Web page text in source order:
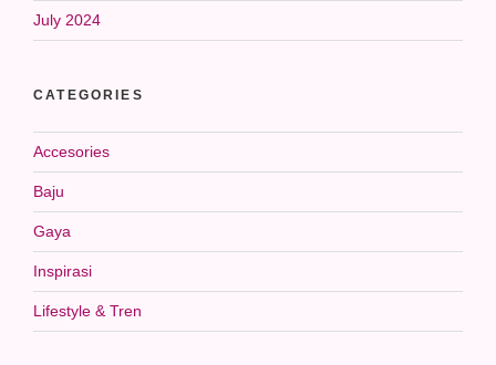
July 2024
CATEGORIES
Accesories
Baju
Gaya
Inspirasi
Lifestyle & Tren